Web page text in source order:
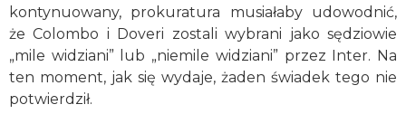
kontynuowany, prokuratura musiałaby udowodnić,
że Colombo i Doveri zostali wybrani jako sędziowie
„mile widziani” lub „niemile widziani” przez Inter. Na
ten moment, jak się wydaje, żaden świadek tego nie
potwierdził.